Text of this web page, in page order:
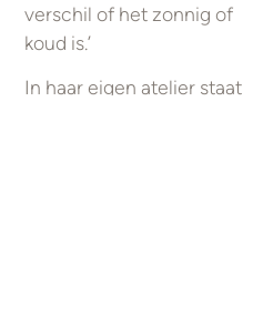
verschil of het zonnig of
koud is.’
In haar eigen atelier staat